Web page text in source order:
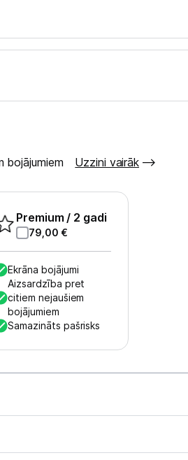
bojājumiem Uzzini vairāk
Premium / 2 gadi
79,00 €
Ekrāna bojājumi
Aizsardzība pret
citiem nejaušiem
bojājumiem
Samazināts pašrisks